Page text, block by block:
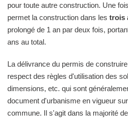
pour toute autre construction. Une
permet la construction dans les trois
prolongé de 1 an par deux fois,
ans au total.
La délivrance du permis de
respect des règles d'utilisation des
dimensions, etc. qui sont
document d'urbanisme en vigueur
commune. Il s'agit dans la majorité